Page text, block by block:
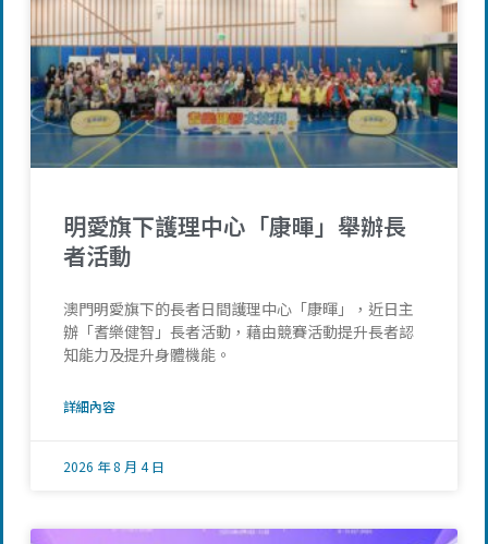
明愛旗下護理中心「康暉」舉辦長
者活動
澳門明愛旗下的長者日間護理中心「康暉」，近日主
辦「耆樂健智」長者活動，藉由競賽活動提升長者認
知能力及提升身體機能。
詳細內容
2026 年 8 月 4 日